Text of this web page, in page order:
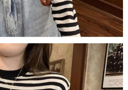
覽以下網址：
定代理人或監護人之同意方可使用
將依據個別帳號之用戶狀況，依本公司即
有額度不足之情形，本公司將視審查結果
他人資訊註冊。若發現惡意使用之情形，
以上)免運費
以上)免運費
查看運費